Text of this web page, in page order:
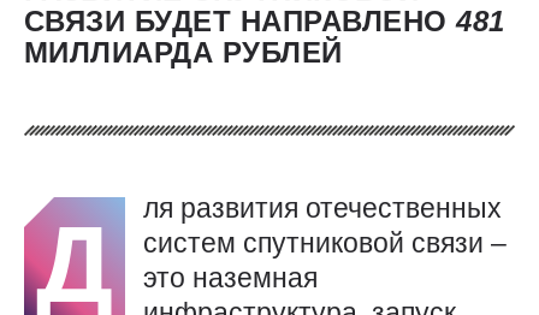
СВЯЗИ БУДЕТ НАПРАВЛЕНО481
МИЛЛИАРДА РУБЛЕЙ
Д
ля развития отечественных
систем спутниковой связи –
это наземная